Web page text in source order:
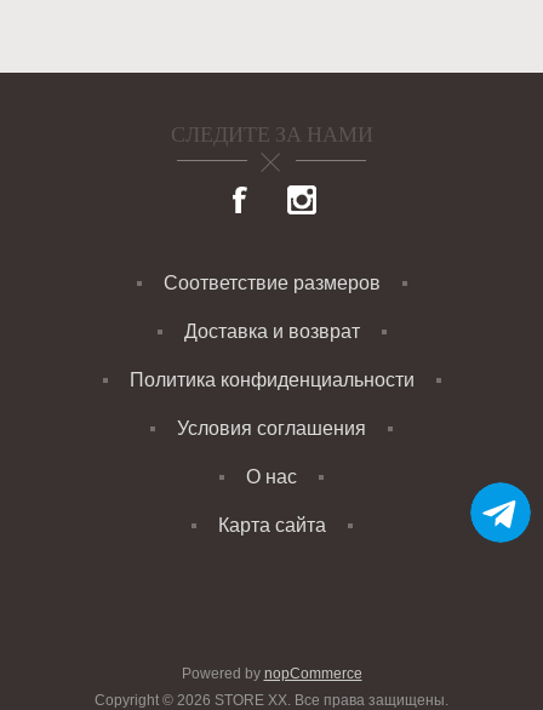
СЛЕДИТЕ ЗА НАМИ
Соответствие размеров
Доставка и возврат
Политика конфиденциальности
Условия соглашения
О нас
Карта сайта
Powered by nopCommerce
Copyright © 2026 STORE XX. Все права защищены.